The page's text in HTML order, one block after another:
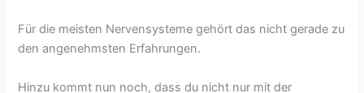
Für die meisten Nervensysteme gehört das nicht gerade zu
den angenehmsten Erfahrungen.
Hinzu kommt nun noch, dass du nicht nur mit der